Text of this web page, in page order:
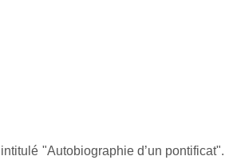
"Autobiographie d’un pontificat".